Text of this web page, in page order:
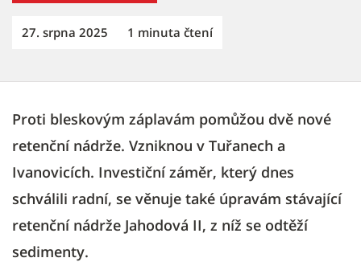
27. srpna 2025 1 minuta čtení
Proti bleskovým záplavám pomůžou dvě nové
retenční nádrže. Vzniknou v Tuřanech a
Ivanovicích. Investiční záměr, který dnes
schválili radní, se věnuje také úpravám stávající
retenční nádrže Jahodová II, z níž se odtěží
sedimenty.